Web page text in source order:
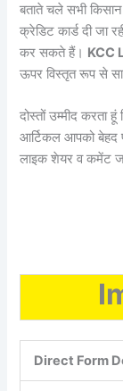
बताते चले सभी किसान
क्रेडिट कार्ड दी जा
कर सकते हैं। KCC
ऊपर विस्तृत रूप से
दोस्तों उम्मीद
आर्टिकल आपको बेहद
लाइक शेयर व कमेंट
Direct Form